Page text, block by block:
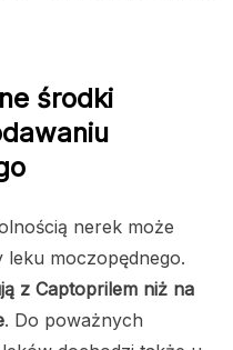
środki
nerek może
moczopędnego.
z Captoprilem niż na
. Do poważnych